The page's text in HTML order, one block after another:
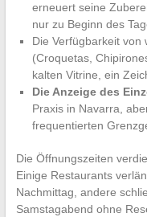
erneuert seine
nur zu Beginn des
Die Verfügbarkeit von
(Croquetas,
kalten Vitrine, ein
Die Anzeige des
Praxis in Navarra,
frequentierten
Die Öffnungszeiten
Einige Restaurants
Nachmittag, andere
Samstagabend ohne